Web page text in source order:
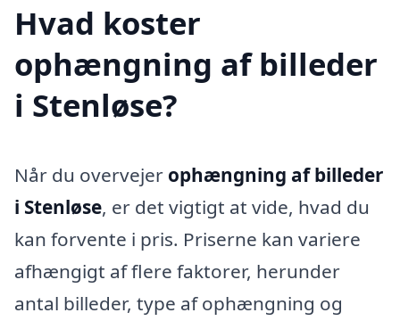
Hvad koster
ophængning af billeder
i Stenløse?
Når du overvejer ophængning af billeder
i Stenløse, er det vigtigt at vide, hvad du
kan forvente i pris. Priserne kan variere
afhængigt af flere faktorer, herunder
antal billeder, type af ophængning og